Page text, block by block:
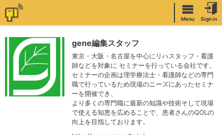
Menu Sign in
gene編集スタッフ
東京・大阪・名古屋を中心にリハスタッフ・看護
師などを対象に セミナーを行っている会社です。
セミナーの企画は理学療法士・看護師などの専門
職で行っているため現場のニーズにあったセミナ
ーを開催でき、
より多くの専門職に最新の知識や技術そして現場
で使える知恵を広めることで、患者さんのQOLの
向上を目指しております。